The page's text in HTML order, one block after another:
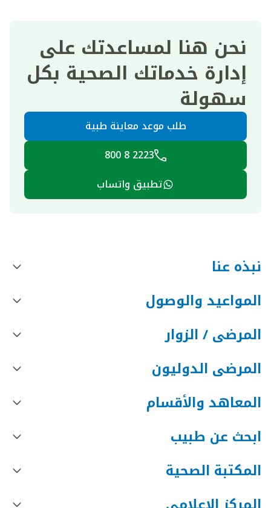
نحن هنا لمساعدتك على
إدارة خدماتك الصحية بكل
سهولة
طلب موعد معاينة طبية
2223 8 800
تطبيق واتساب
نبذه عنا
المواعيد والوصول
المرضى / الزوار
المرضى الدوليون
المعاهد والأقسام
ابحث عن طبيب
المكتبة الصحية